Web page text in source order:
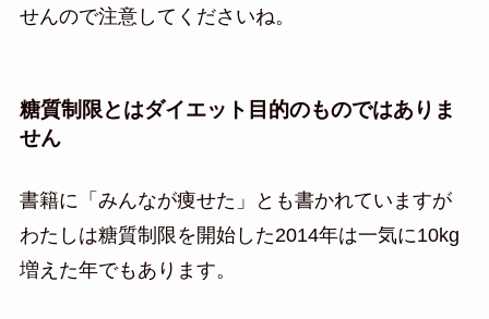
せんので注意してくださいね。
糖質制限とはダイエット目的のものではありま
せん
書籍に「みんなが痩せた」とも書かれていますが
わたしは糖質制限を開始した2014年は一気に10kg
増えた年でもあります。